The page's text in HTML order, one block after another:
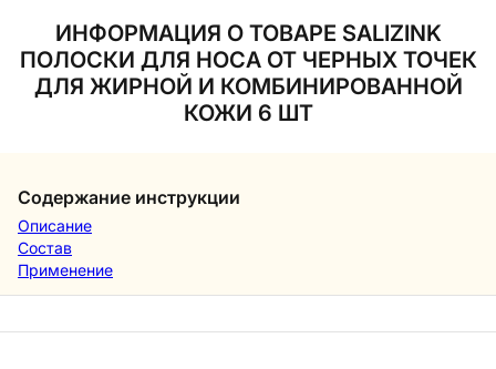
ИНФОРМАЦИЯ О ТОВАРЕ SALIZINK
ПОЛОСКИ ДЛЯ НОСА ОТ ЧЕРНЫХ ТОЧЕК
ДЛЯ ЖИРНОЙ И КОМБИНИРОВАННОЙ
КОЖИ 6 ШТ
Содержание инструкции
Описание
Состав
Применение